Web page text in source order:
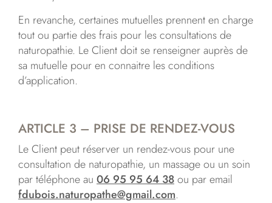
En revanche, certaines mutuelles prennent en charge
tout ou partie des frais pour les consultations de
naturopathie. Le Client doit se renseigner auprès de
sa mutuelle pour en connaitre les conditions
d’application.
ARTICLE 3 – PRISE DE RENDEZ-VOUS
Le Client peut réserver un rendez-vous pour une
consultation de naturopathie, un massage ou un soin
par téléphone au 06 95 95 64 38ou par email
fdubois.naturopathe@gmail.com.